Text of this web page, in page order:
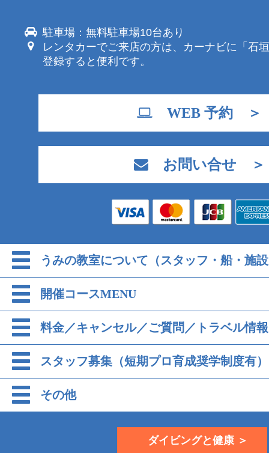
駐車場：無料駐車場10台あり
レンタカーでご来店の方は、カーナビに「石
登録すると便利です。
WEB 予約 ＞
お問い合せ ＞
うみの教室について（スタッフ・船・施
開催コースMENU
料金／キャンセル／ご質問／トラベル情報
スタッフ募集（短期プロ育成奨学制度有）
その他
ダイビングと健康 ＞